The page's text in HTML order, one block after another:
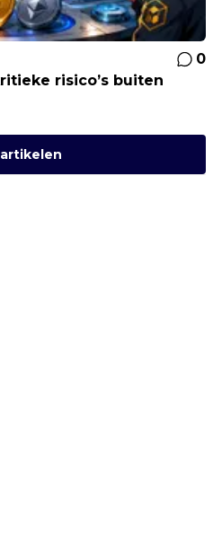
0
risico’s buiten